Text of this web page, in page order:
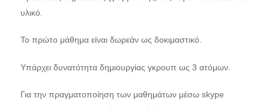
υλικό.
Το πρώτο μάθημα είναι δωρεάν ως δοκιμαστικό.
Υπάρχει δυνατότητα δημιουργίας γκρουπ ως 3 ατόμων.
Για την πραγματοποίηση των μαθημάτων μέσω skype